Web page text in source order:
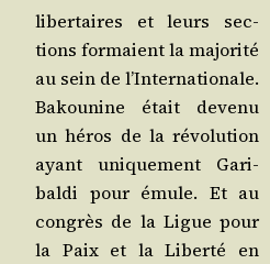
liber­taires et leurs sec­
tions for­maient la majo­ri­té
au sein de l’In­ter­na­tio­nale.
Bakou­nine était deve­nu
un héros de la révo­lu­tion
ayant uni­que­ment Gari­
bal­di pour émule. Et au
congrès de la Ligue pour
la Paix et la Liber­té en